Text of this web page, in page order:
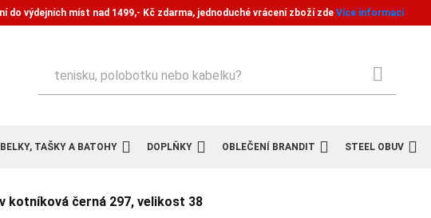
do výdejních míst nad 1499,- Kč zdarma, jednoduché vrácení zboží zde Více informací
TAŠKY A BATOHY DOPLŇKY OBLEČENÍ BRANDIT STEEL OBUV
kotníková černá 297, velikost 38